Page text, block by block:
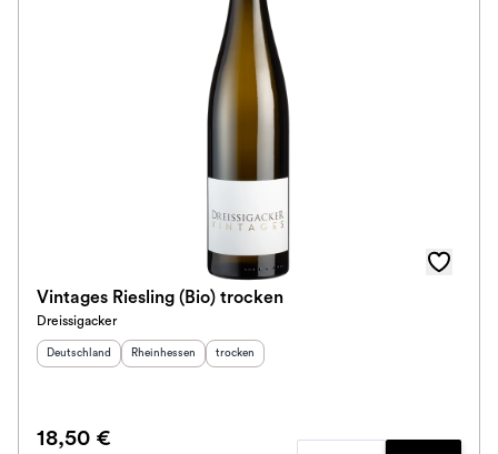
Vintages Riesling (Bio) trocken
Dreissigacker
Herkunftsland
Deutschland Herkunftsregion :
Rheinhessen Geschmack
trocken
18,50 €